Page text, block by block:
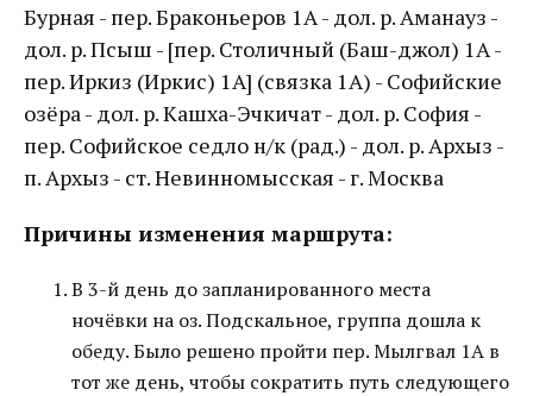
Бурная - пер. Браконьеров 1А - дол. р. Аманауз -
дол. р. Псыш - [пер. Столичный (Баш-джол) 1А -
пер. Иркиз (Иркис) 1А] (связка 1А) - Софийские
озёра - дол. р. Кашха-Эчкичат - дол. р. София -
пер. Софийское седло н/к (рад.) - дол. р. Архыз -
п. Архыз - ст. Невинномысская - г. Москва
Причины изменения маршрута:
В 3-й день до запланированного места
ночёвки на оз. Подскальное, группа дошла к
обеду. Было решено пройти пер. Мылгвал 1А в
тот же день, чтобы сократить путь следующего